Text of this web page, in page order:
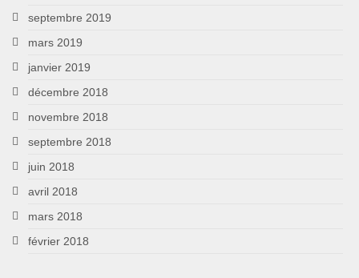
septembre 2019
mars 2019
janvier 2019
décembre 2018
novembre 2018
septembre 2018
juin 2018
avril 2018
mars 2018
février 2018